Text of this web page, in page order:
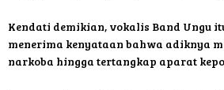
Kendati demikian, vokalis Band Ungu
menerima kenyataan bahwa adiknya
narkoba hingga tertangkap aparat